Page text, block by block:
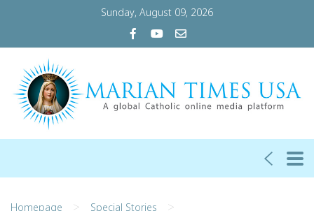
Sunday, August 09, 2026
Homepage Special Stories